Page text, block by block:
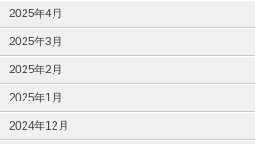
2025年4月
2025年3月
2025年2月
2025年1月
2024年12月